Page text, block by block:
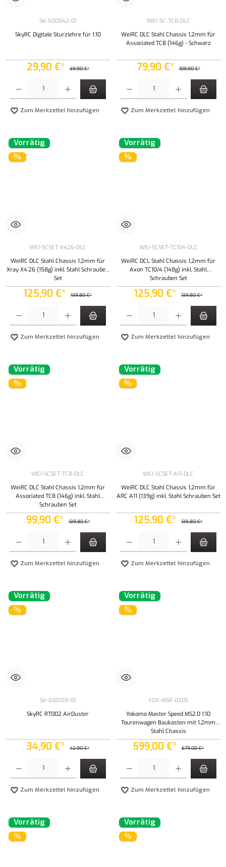
SK-500042-01
SkyRC Digitale Sturzlehre für 1:10
29,90 €* 39,90 €*
Zum Merkzettel hinzufügen
WEI-SC-TC8-DLC
WeiRC DLC Stahl Chassis 1,2mm für
Associated TC8 (146g) - Schwarz
79,90 €* 109,90 €*
Zum Merkzettel hinzufügen
Vorrätig
%
WEI-SCSET-X426-DLC
WeiRC DLC Stahl Chassis 1,2mm für
Xray X4`26 (158g) inkl. Stahl Schrauben
Set
125,90 €* 139,80 €*
Zum Merkzettel hinzufügen
Vorrätig
%
WEI-SCSET-TC104-DLC
WeiRC DCL Stahl Chassis 1,2mm für
Axon TC10/4 (148g) inkl. Stahl
Schrauben Set
125,90 €* 139,80 €*
Zum Merkzettel hinzufügen
Vorrätig
%
WEI-SCSET-TC8-DLC
WeiRC DLC Stahl Chassis 1,2mm für
Associated TC8 (146g) inkl. Stahl
Schrauben Set
99,90 €* 139,80 €*
Zum Merkzettel hinzufügen
Vorrätig
%
WEI-SCSET-A11-DLC
WeiRC DLC Stahl Chassis 1,2mm für
ARC A11 (139g) inkl. Stahl Schrauben Set
125,90 €* 139,80 €*
Zum Merkzettel hinzufügen
Vorrätig
%
SK-600159-01
SkyRC RT002 AirDuster
34,90 €* 42,90 €*
Zum Merkzettel hinzufügen
Vorrätig
%
YOK-MSR-020S
Yokomo Master Speed MS2.0 1:10
Tourenwagen Baukasten mit 1,2mm
Stahl Chassis
599,00 €* 679,00 €*
Zum Merkzettel hinzufügen
Vorrätig
%
Vorrätig
%